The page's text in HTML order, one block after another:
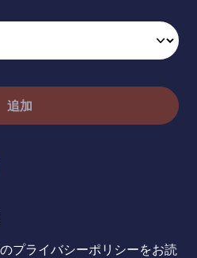
追加
プライバシーポリシーをお読